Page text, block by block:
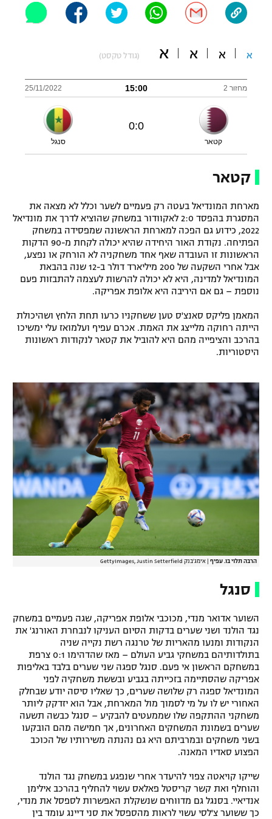
"מחצית בשכונה" – פודקאסט
משתתפים וזוכים בפרסים
תקנון משתתפים וזוכים בפרסים
תקנון עבור פעילות אלקטרה
תקנון עבור פעילות ספורט 1 – "מרלן"
טניס
תנאי שימוש
מדיניות פרטיות
תקנון פעילות ספורט 1
רשיון להקרנה פומבית לבית עסק
הצטרפות לחבילת הערוצים
לוח דרושים – ג'ובנט
המגזין
אופניים
ספורט מוטורי
כדורמים
פוטבול אמריקאי NFL
בייסבול MLB
אומנויות לחימה
גיימינג E-Sports
א א א א (גודל טקסט)
מחזור 2 15:00
25/11/2022
קטאר
0
:
0
סנגל
קטאר
מארחת המונדיאל בעטה רק פעמיים לשער וכלל לא מצאה את
המסגרת בהפסד 2:0 לאקוודור במשחק שהוציא לדרך את מונדיאל
2022, כידוע גם הפכה למארחת הראשונה שמפסידה במשחק
הפתיחה. נקודת האור היחידה שהיא יכולה לקחת מ-90 הדקות
הראשונות זו העובדה שאף אחד משחקניה לא הורחק או נפצע,
אבל אחרי השקעה של 200 מיליארד דולר ב-12 שנה בהבאת
המונדיאל למדינה, היא לא יכולה להרשות לעצמה להתבזות פעם
נוספת – גם אם היריבה היא אלופת אפריקה.
המאמן פליקס סאנצ'ס טען ששחקניו כרעו תחת הלחץ ושהיכולת
הייתה רחוקה מלייצג את האמת. אכרם עפיף ועלמואז עלי ימשיכו
בהרכב והציפייה מהם היא להוביל את קטאר לנקודות ראשונות
היסטוריות.
הרבה תלוי בו. עפיף אימג'בנק GettyImages, Justin Setterfield
סנגל
השוער אדואר מנדי, מכוכבי אלופת אפריקה, שגה פעמיים במשחק
נגד הולנד ושני שערים בדקות הסיום העניקו לנבחרת האורנג' את
הנקודות ומנעו מהאריות של טרנגה רשת נקייה שניה
בתולדותיהם במשחקי גביע העולם – מאז שהדהימו 0:1 צרפת
במשחקם הראשון אי פעם. סנגל ספגה שני שערים בלבד באליפות
אפריקה שהסתיימה בזכייתה בגביע ובששת משחקיה לפני
המונדיאל ספגה רק שלושה שערים, כך שאליו סיסה יודע שבחלק
האחורי יש לו על מי לסמוך מול המארחת, אבל הוא יזדקק ליותר
משחקני ההתקפה שלו שממעטים להבקיע – סנגל כבשה תשעה
שערים בשמונת המשחקים האחרונים, אך חמישה מהם הובקעו
בשני משחקים ובמרביתם היא גם נהנתה משירותיו של הכוכב
הפצוע סאדיו המאנה.
שייקו קויאטה צפוי להיעדר אחרי שנפגע במשחק נגד הולנד
והוחלף ואת קשר קריסטל פאלאס עשוי להחליף בהרכב אילימן
אנדיאיי. בסנגל גם מדווחים שנשקלת האפשרות לספסל את מנדי,
כך ששוער צ'לסי עשוי לראות מהספסל את סני דיינג עומד בין